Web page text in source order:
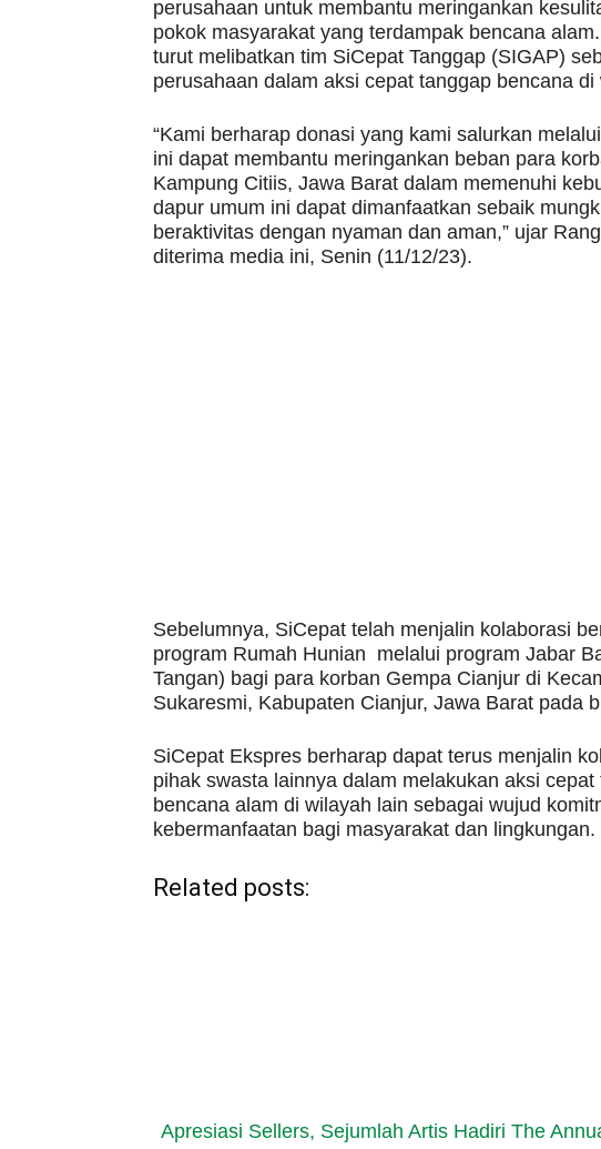
perusahaan untuk membantu meringankan
pokok masyarakat yang terdampak bencana
turut melibatkan tim SiCepat Tanggap (SIGAP)
perusahaan dalam aksi cepat tanggap bencana
“Kami berharap donasi yang kami salurkan
ini dapat membantu meringankan beban para
Kampung Citiis, Jawa Barat dalam memenuhi
dapur umum ini dapat dimanfaatkan sebaik
beraktivitas dengan nyaman dan aman,” ujar
diterima media ini, Senin (11/12/23).
Sebelumnya, SiCepat telah menjalin kolaborasi
program Rumah Hunian melalui program Jabar
Tangan) bagi para korban Gempa Cianjur di
Sukaresmi, Kabupaten Cianjur, Jawa Barat pada
SiCepat Ekspres berharap dapat terus menjalin
pihak swasta lainnya dalam melakukan aksi
bencana alam di wilayah lain sebagai wujud
kebermanfaatan bagi masyarakat dan lingkungan.
Related posts:
Apresiasi Sellers, Sejumlah Artis Hadiri The